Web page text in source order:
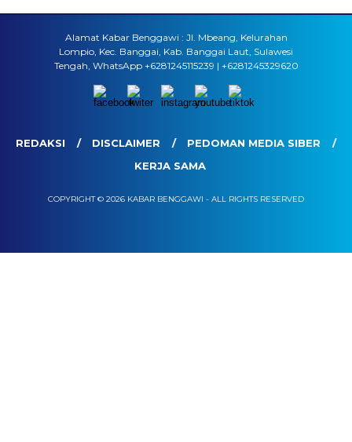
Alamat Kabar Benggawi : Jl. Mbeang, Kelurahan
Lompio, Kec. Banggai, Kab. Banggai Laut, Sulawesi
Tengah, WhatsApp +6281245115239 | +6281245329620
REDAKSI DISCLAIMER
PEDOMAN MEDIA SIBER
KERJA SAMA
COPYRIGHT © 2026 KABAR BENGGAWI - ALL RIGHTS RESERVED